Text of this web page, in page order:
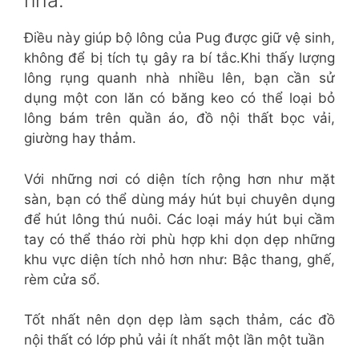
Điều này giúp bộ lông của Pug được giữ vệ sinh,
không để bị tích tụ gây ra bí tắc.Khi thấy lượng
lông rụng quanh nhà nhiều lên, bạn cần sử
dụng một con lăn có băng keo có thể loại bỏ
lông bám trên quần áo, đồ nội thất bọc vải,
giường hay thảm.
Với những nơi có diện tích rộng hơn như mặt
sàn, bạn có thể dùng máy hút bụi chuyên dụng
để hút lông thú nuôi. Các loại máy hút bụi cầm
tay có thể tháo rời phù hợp khi dọn dẹp những
khu vực diện tích nhỏ hơn như: Bậc thang, ghế,
rèm cửa sổ.
Tốt nhất nên dọn dẹp làm sạch thảm, các đồ
nội thất có lớp phủ vải ít nhất một lần một tuần